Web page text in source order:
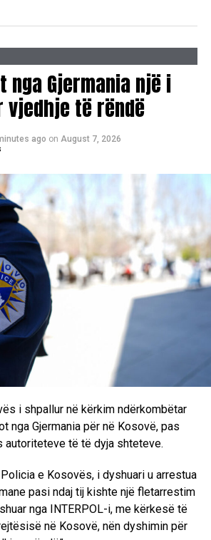
“Pasqyra e Fundit” i autores Blerta
për miqësoret, Dellova mungon
nga Gjermania një i
vjedhje të rëndë
ago on August 7, 2026
i shpallur në kërkim ndërkombëtar
nga Gjermania për në Kosovë, pas
autoriteteve të të dyja shteteve.
e Kosovës, i dyshuari u arrestua
pasi ndaj tij kishte një fletarrestim
nga INTERPOL-i, me kërkesë të
në Kosovë, nën dyshimin për